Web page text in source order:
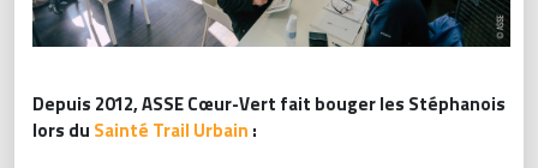
Depuis 2012, ASSE Cœur-Vert fait bouger les Stéphanois
lors du Sainté Trail Urbain :